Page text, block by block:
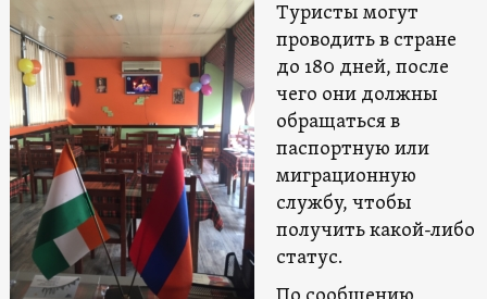
Туристы могут
проводить в стране
до 180 дней, после
чего они должны
обращаться в
паспортную или
миграционную
службу, чтобы
получить какой-либо
статус.